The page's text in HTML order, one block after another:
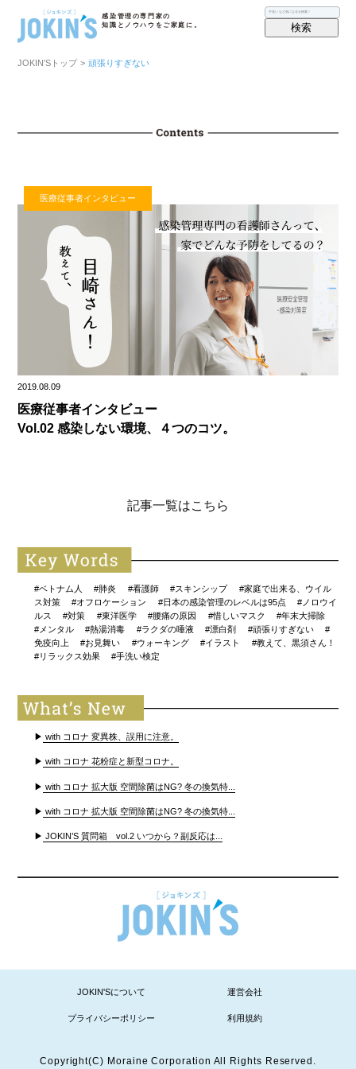
感染管理の専門家の
知識とノウハウをご家庭に。
検索
JOKIN′Sトップ > 頑張りすぎない
医療従事者インタビュー
2019.08.09
医療従事者インタビュー
Vol.02 感染しない環境、４つのコツ。
記事一覧はこちら
#ベトナム人 #肺炎 #看護師 #スキンシップ
#家庭で出来る、ウイル
ス対策
#オフロケーション #日本の感染管理のレベルは95点
#ノロウイ
ルス
#対策 #東洋医学 #腰痛の原因 #惜しいマスク
#年末大掃除
#メンタル
#熱湯消毒 #ラクダの唾液 #漂白剤 #頑張りすぎない
#
免疫向上
#お見舞い #ウォーキング #イラスト
#教えて、黒須さん！
#リラックス効果
#手洗い検定
▶ with コロナ 変異株、誤用に注意。
▶ with コロナ 花粉症と新型コロナ。
▶ with コロナ 拡大版 空間除菌はNG? 冬の換気特...
▶ with コロナ 拡大版 空間除菌はNG? 冬の換気特...
▶ JOKIN’S 質問箱 vol.2 いつから？副反応は...
JOKIN'Sについて 運営会社
プライバシーポリシー 利用規約
Copyright(C) Moraine Corporation All Rights Reserved.